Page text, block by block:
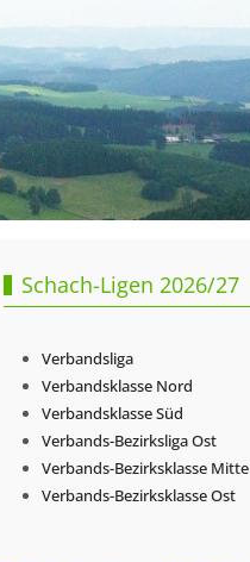
Schach-Ligen 2026/27
Verbandsliga
Verbandsklasse Nord
Verbandsklasse Süd
Verbands-Bezirksliga Ost
Verbands-Bezirksklasse Mitte
Verbands-Bezirksklasse Ost